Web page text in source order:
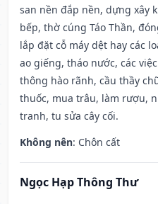
san nền đắp nền, dựng xây
bếp, thờ cúng Táo Thần,
lắp đặt cỗ máy dệt hay các
ao giếng, tháo nước, các
thông hào rãnh, cầu thầy
thuốc, mua trâu, làm rượu,
tranh, tu sửa cây cối.
Không nên: Chôn cất
Ngọc Hạp Thông Thư